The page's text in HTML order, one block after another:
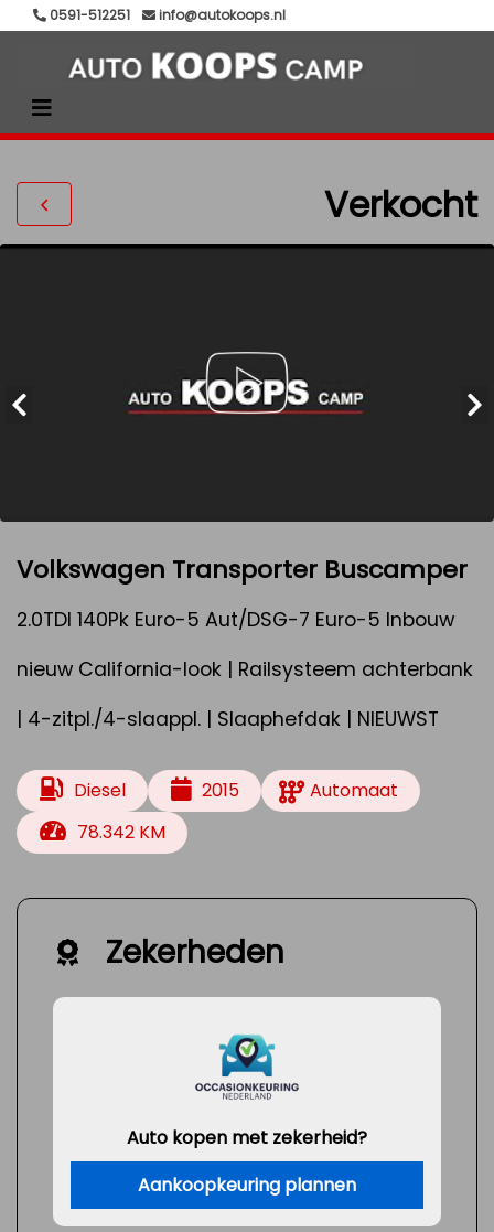
0591-512251 info@autokoops.nl
Verkocht
Volkswagen Transporter Buscamper
2.0TDI 140Pk Euro-5 Aut/DSG-7 Euro-5 Inbouw
nieuw California-look | Railsysteem achterbank
| 4-zitpl./4-slaappl. | Slaaphefdak | NIEUWST
Diesel 2015
Automaat
78.342 KM
Zekerheden
Auto kopen met zekerheid?
Aankoopkeuring plannen